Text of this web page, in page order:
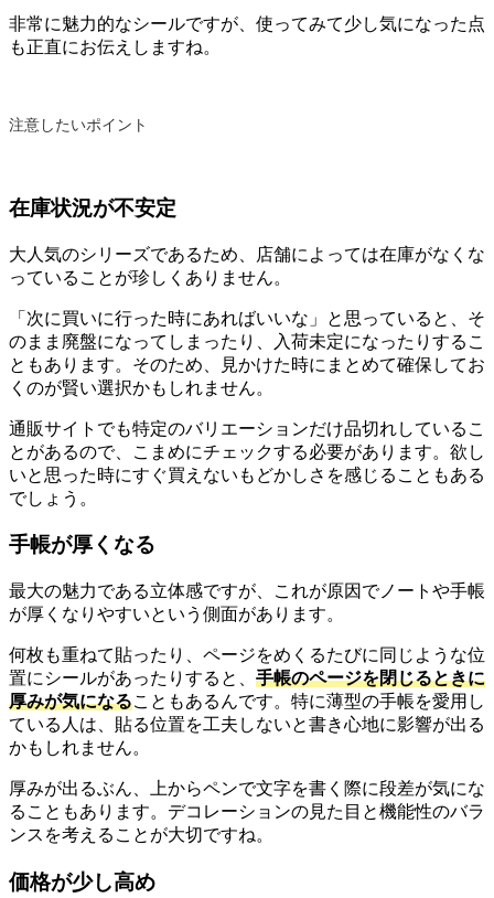
非常に魅力的なシールですが、使ってみて少し気になった点
も正直にお伝えしますね。
注意したいポイント
在庫状況が不安定
大人気のシリーズであるため、店舗によっては在庫がなくな
っていることが珍しくありません。
「次に買いに行った時にあればいいな」と思っていると、そ
のまま廃盤になってしまったり、入荷未定になったりするこ
ともあります。そのため、見かけた時にまとめて確保してお
くのが賢い選択かもしれません。
通販サイトでも特定のバリエーションだけ品切れしているこ
とがあるので、こまめにチェックする必要があります。欲し
いと思った時にすぐ買えないもどかしさを感じることもある
でしょう。
手帳が厚くなる
最大の魅力である立体感ですが、これが原因でノートや手帳
が厚くなりやすいという側面があります。
何枚も重ねて貼ったり、ページをめくるたびに同じような位
置にシールがあったりすると、 手帳のページを閉じるときに
厚みが気になることもあるんです。特に薄型の手帳を愛用し
ている人は、貼る位置を工夫しないと書き心地に影響が出る
かもしれません。
厚みが出るぶん、上からペンで文字を書く際に段差が気にな
ることもあります。デコレーションの見た目と機能性のバラ
ンスを考えることが大切ですね。
価格が少し高め